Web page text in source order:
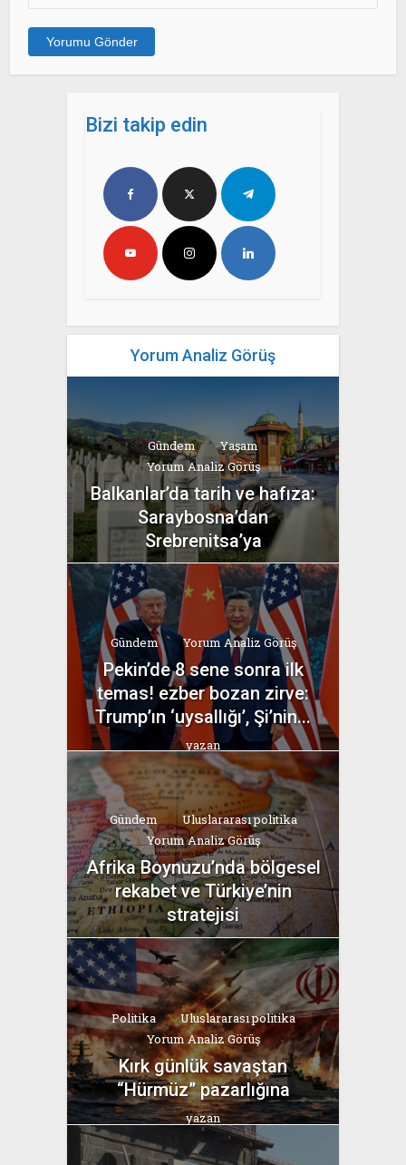
Bizi takip edin
Yorum Analiz Görüş
Gündem
Yaşam
Yorum Analiz Görüş
Balkanlar’da tarih ve hafıza:
Saraybosna’dan
Srebrenitsa’ya
yazan
Bahri Ak
Gündem Yorum Analiz Görüş
Pekin’de 8 sene sonra ilk
temas! ezber bozan zirve:
Trump’ın ‘uysallığı’, Şi’nin...
yazan
Bahri Ak
Gündem
Uluslararası politika
Yorum Analiz Görüş
Afrika Boynuzu’nda bölgesel
rekabet ve Türkiye’nin
stratejisi
yazan
Bahri Ak
Politika
Uluslararası politika
Yorum Analiz Görüş
Kırk günlük savaştan
“Hürmüz” pazarlığına
yazan
Bahri Ak